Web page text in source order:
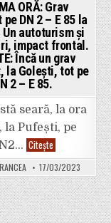
E
85,
la
Pufești
ORĂ: Grav
DN 2 – E 85 la
autoturism și
impact frontal.
Încă un grav
la Golești, tot pe
2 – E 85.
seară, la ora
la Pufești, pe
Citește
ORĂ:
Grav
accident
pe
DN
2
–
E
17/03/2023